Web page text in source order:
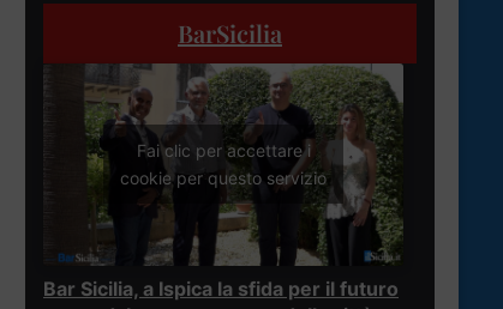
BarSicilia
Fai clic per accettare i
cookie per questo servizio
Bar Sicilia, a Ispica la sfida per il futuro